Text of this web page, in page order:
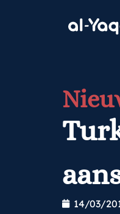
14/03/